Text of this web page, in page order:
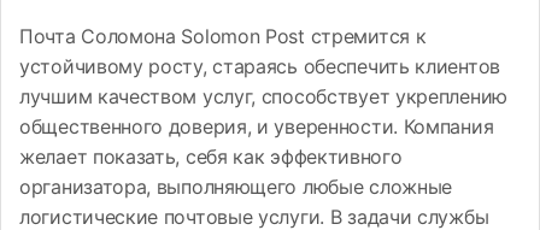
Почта Соломона Solomon Post стремится к
устойчивому росту, стараясь обеспечить клиентов
лучшим качеством услуг, способствует укреплению
общественного доверия, и уверенности. Компания
желает показать, себя как эффективного
организатора, выполняющего любые сложные
логистические почтовые услуги. В задачи службы